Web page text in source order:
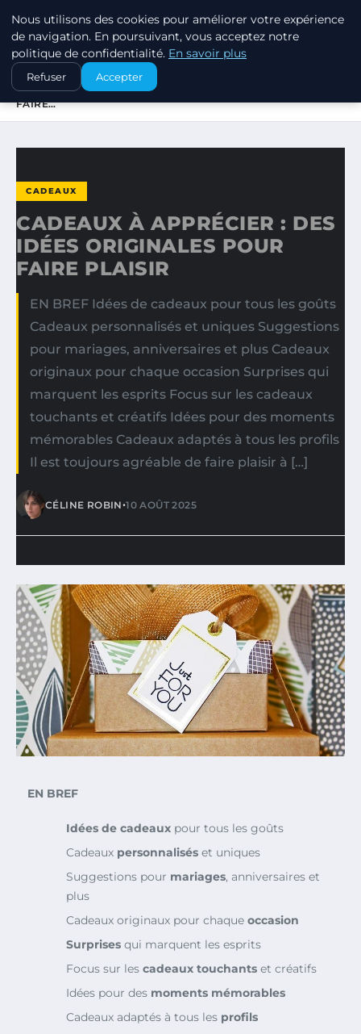
SWISSTALES
ACCUEIL
CADEAUX
CADEAUX À APPRÉCIER : DES IDÉES ORIGINALES POUR
FAIRE…
CADEAUX
CADEAUX À APPRÉCIER : DES
IDÉES ORIGINALES POUR
FAIRE PLAISIR
EN BREF Idées de cadeaux pour tous les goûts
Cadeaux personnalisés et uniques Suggestions
pour mariages, anniversaires et plus Cadeaux
originaux pour chaque occasion Surprises qui
marquent les esprits Focus sur les cadeaux
touchants et créatifs Idées pour des moments
mémorables Cadeaux adaptés à tous les profils
Il est toujours agréable de faire plaisir à […]
CÉLINE ROBIN•10 AOÛT 2025
EN BREF
Idées de cadeaux pour tous les goûts
Cadeaux personnalisés et uniques
Suggestions pour mariages, anniversaires et
plus
Cadeaux originaux pour chaque occasion
Surprises qui marquent les esprits
Focus sur les cadeaux touchants et créatifs
Idées pour des moments mémorables
Cadeaux adaptés à tous les profils
Nous utilisons des cookies pour améliorer votre expérience
de navigation. En poursuivant, vous acceptez notre
politique de confidentialité. En savoir plus
Refuser Accepter